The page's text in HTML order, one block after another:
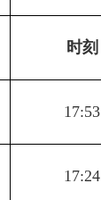
时刻
17:53
17:24